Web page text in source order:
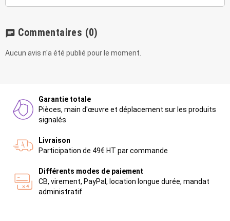
chat Commentaires (0)
Aucun avis n'a été publié pour le moment.
Garantie totale
Pièces, main d'œuvre et déplacement sur les produits
signalés
Livraison
Participation de 49€ HT par commande
Différents modes de paiement
CB, virement, PayPal, location longue durée, mandat
administratif